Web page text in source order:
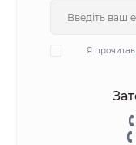
Я прочитав